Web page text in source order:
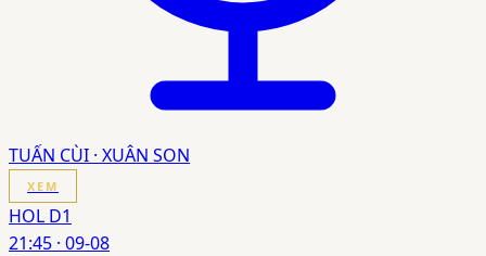
TUẤN CÙI · XUÂN SON
XEM
HOL D1
21:45 · 09-08